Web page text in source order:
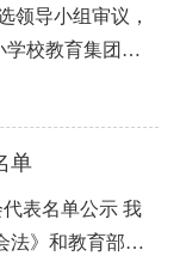
。 投标人
生要求，可能对
好校外人员进
系。校长是学校
体组织实施工
、戈静芳、吴
学校教育集团第
实小本部一年级
、陆文龙、孙雪
单
法》和教育部令